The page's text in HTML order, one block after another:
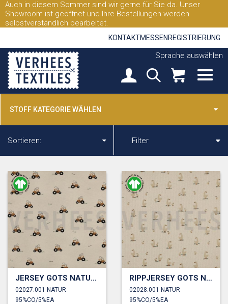
Auch in diesem Sommer sind wir gerne für Sie da. Unser
Showroom ist geöffnet und Ihre Bestellungen werden
selbstverständlich bearbeitet.
KONTAKTMESSEN REGISTRIERUNG
Sprache auswählen
STOFF KATEGORIE WÄHLEN
Sortieren: Filter
JERSEY GOTS NATUR TRAKTOREN
02027.001 NATUR
95%CO/5%EA
RIPPJERSEY GOTS NATUR ENTEN
02028.001 NATUR
95%CO/5%EA